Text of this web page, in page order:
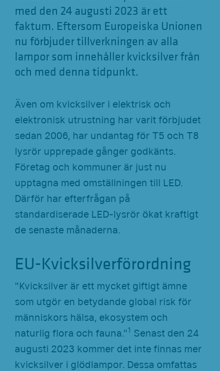
e
med den 24 augusti 2023 är ett
faktum. Eftersom Europeiska Unionen
nu förbjuder tillverkningen av alla
lampor som innehåller kvicksilver från
och med denna tidpunkt.
Även om kvicksilver i elektrisk och
elektronisk utrustning har varit förbjudet
sedan 2006, har undantag för T5 och T8
lysrör upprepade gånger godkänts.
Företag och kommuner är just nu
upptagna med omställningen till LED.
Därför har efterfrågan på
standardiserade LED-lysrör ökat kraftigt
de senaste månaderna.
EU-Kvicksilverförordning
"Kvicksilver är ett mycket giftigt ämne
som utgör en betydande global risk för
människors hälsa, ekosystem och
naturlig flora och fauna."1 Senast den 24
augusti 2023 kommer det inte finnas mer
kvicksilver i glödlampor. Dessa omfattas